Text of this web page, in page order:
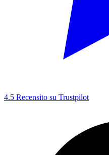
4.5 Recensito su Trustpilot